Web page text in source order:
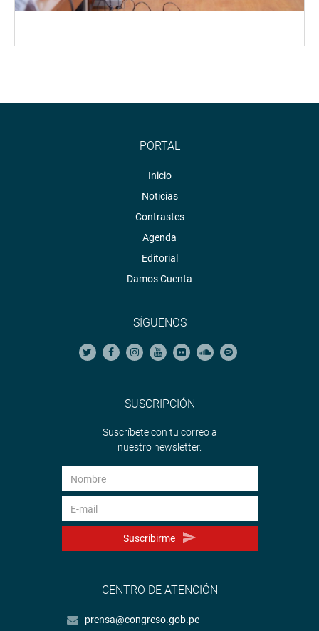
PORTAL
Inicio
Noticias
Contrastes
Agenda
Editorial
Damos Cuenta
SÍGUENOS
SUSCRIPCIÓN
Suscríbete con tu correo a
nuestro newsletter.
Suscribirme
CENTRO DE ATENCIÓN
prensa@congreso.gob.pe